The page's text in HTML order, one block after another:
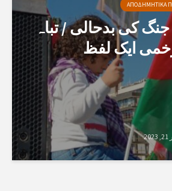
ΑΠΟΔΗΜΗΤΙΚΑ
کی بدحالی / تباہ
ایک لفظ